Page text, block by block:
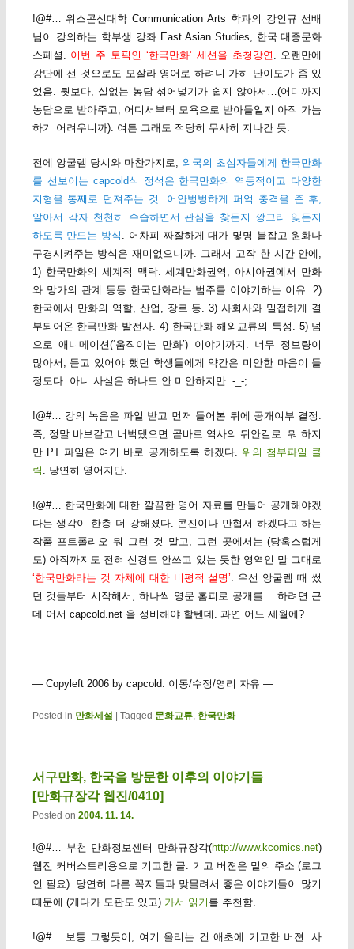
!@#… 위스콘신대학 Communication Arts 학과의 강인규 선배
님이 강의하는 학부생 강좌 East Asian Studies, 한국 대중문화
스페셜. 이번 주 토픽인 ‘한국만화’ 세션을 초청강연
. 오랜만에
강단에 선 것으로도 모잘라 영어로 하려니 가히 난이도가 좀 있
었음. 뭣보다, 실없는 농담 섞어넣기가 쉽지 않아서…(어디까지
농담으로 받아주고, 어디서부터 모욕으로 받아들일지 아직 가늠
하기 어려우니까). 여튼 그래도 적당히 무사히 지나간 듯.
전에 앙굴렘 당시와 마찬가지로, 외국의 초심자들에게 한국만화
를 선보이는 capcold식 정석은 한국만화의 역동적이고 다양한
지형을 통째로 던져주는 것. 어안벙벙하게 퍼억 충격을 준 후,
알아서 각자 천천히 수습하면서 관심을 찾든지 깡그리 잊든지
하도록 만드는 방식
. 어차피 짜잘하게 대가 몇명 붙잡고 원화나
구경시켜주는 방식은 재미없으니까. 그래서 고작 한 시간 안에,
1) 한국만화의 세계적 맥락. 세계만화권역, 아시아권에서 만화
와 망가의 관계 등등 한국만화라는 범주를 이야기하는 이유. 2)
한국에서 만화의 역할, 산업, 장르 등. 3) 사회사와 밀접하게 결
부되어온 한국만화 발전사. 4) 한국만화 해외교류의 특성. 5) 덤
으로 애니메이션(‘움직이는 만화’) 이야기까지. 너무 정보량이
많아서, 듣고 있어야 했던 학생들에게 약간은 미안한 마음이 들
정도다. 아니 사실은 하나도 안 미안하지만. -_-;
!@#… 강의 녹음은 파일 받고 먼저 들어본 뒤에 공개여부 결정.
즉, 정말 바보같고 버벅댔으면 곧바로 역사의 뒤안길로. 뭐 하지
만 PT 파일은 여기 바로 공개하도록 하겠다. 위의 첨부파일 클
릭 . 당연히 영어지만.
!@#… 한국만화에 대한 깔끔한 영어 자료를 만들어 공개해야겠
다는 생각이 한층 더 강해졌다. 콘진이나 만협서 하겠다고 하는
작품 포트폴리오 뭐 그런 것 말고, 그런 곳에서는 (당혹스럽게
도) 아직까지도 전혀 신경도 안쓰고 있는 듯한 영역인 말 그대로
‘한국만화라는 것 자체에 대한 비평적 설명’. 우선 앙굴렘 때 썼
던 것들부터 시작해서, 하나씩 영문 홈피로 공개를… 하려면 근
데 어서 capcold.net 을 정비해야 할텐데. 과연 어느 세월에?
— Copyleft 2006 by capcold. 이동/수정/영리 자유 —
Posted in 만화세설 | Tagged 문화교류, 한국만화
서구만화, 한국을 방문한 이후의 이야기들
[만화규장각 웹진/0410]
Posted on 2004. 11. 14.
!@#… 부천 만화정보센터 만화규장각(http://www.kcomics.net)
웹진 커버스토리용으로 기고한 글. 기고 버젼은 밑의 주소 (로그
인 필요). 당연히 다른 꼭지들과 맞물려서 좋은 이야기들이 많기
때문에 (게다가 도판도 있고) 가서 읽기 를 추천함.
!@#… 보통 그렇듯이, 여기 올리는 건 애초에 기고한 버젼. 사